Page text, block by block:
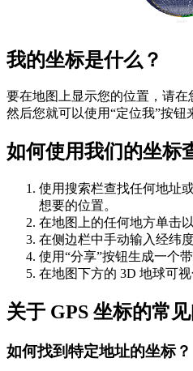
我的坐标是什么？
要在地图上显示您的位置，请在
然后您就可以使用“定位我”按钮
如何使用我们的坐标
使用搜索栏查找任何地址
想要的位置。
在地图上的任何地方单击
在侧边栏中手动输入经纬
使用“分享”按钮生成一个
在地图下方的 3D 地球可
关于 GPS 坐标的常
如何找到特定地址的坐标？